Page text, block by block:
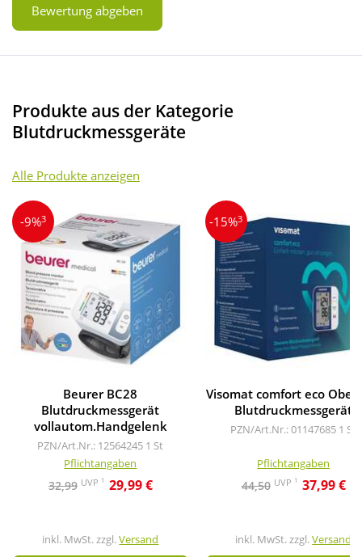
Bewertung abgeben
Produkte aus der Kategorie
Blutdruckmessgeräte
Alle Produkte anzeigen
-9%3
Beurer BC28
Blutdruckmessgerät
vollautom.Handgelenk
PZN/Art.Nr.: 12564245 1 St
Pflichtangaben
32,99 UVP 1 29,99 €
inkl. MwSt. zzgl.Versand
-15%3
Visomat comfort eco
Blutdruckmessgerät
PZN/Art.Nr.: 01147685 1 St
Pflichtangaben
44,50 UVP 1 37,99 €
inkl. MwSt. zzgl.Versand